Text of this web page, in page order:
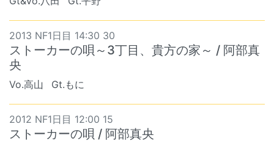
2013 NF1日目 14:30 30
ストーカーの唄～3丁目、貴方の家～ / 阿部真
央
Vo.高山 Gt.もに
2012 NF1日目 12:00 15
ストーカーの唄 / 阿部真央